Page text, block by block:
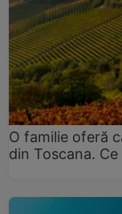
O familie oferă
din Toscana.